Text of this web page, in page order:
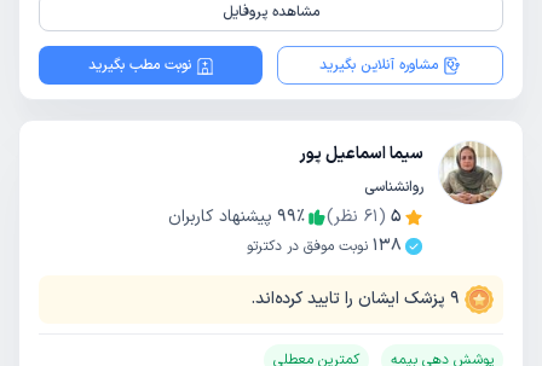
مشاهده پروفایل
مشاوره آنلاین بگیرید نوبت مطب بگیرید
سیما اسماعیل پور
روانشناسی
5
(
61 نظر) 99٪
پیشنهاد کاربران
138 نوبت موفق در دکترتو
9 پزشک ایشان را تایید کرده‌اند.
پوشش دهی بیمه
کمترین معطلی